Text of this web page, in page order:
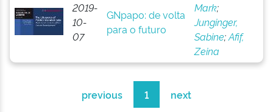
2019-
10-
07
GNpapo: de volta
para o futuro
Mark;
Junginger,
Sabine;Afif,
Zeina
previous 1 next